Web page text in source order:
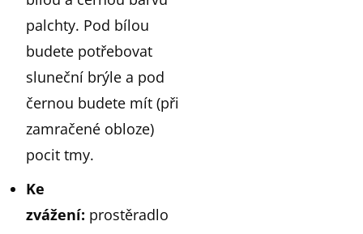
palchty. Pod bílou
budete potřebovat
sluneční brýle a pod
černou budete mít (při
zamračené obloze)
pocit tmy.
Ke
zvážení: prostěradlo